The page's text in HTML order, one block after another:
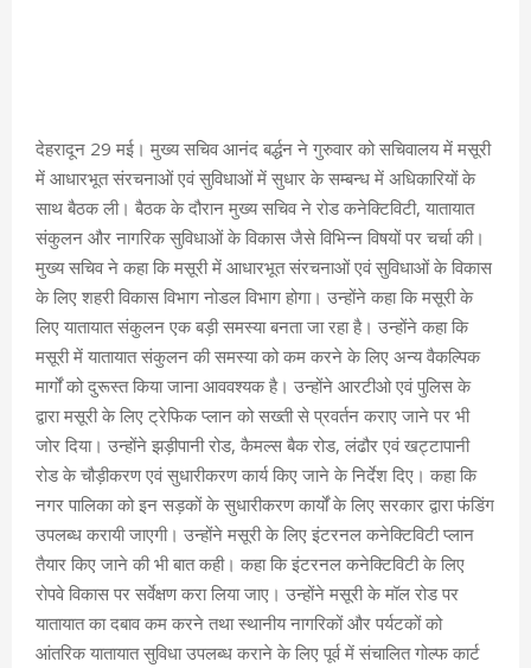
देहरादून 29 मई। मुख्य सचिव आनंद बर्द्धन ने गुरुवार को सचिवालय में मसूरी
में आधारभूत संरचनाओं एवं सुविधाओं में सुधार के सम्बन्ध में अधिकारियों के
साथ बैठक ली। बैठक के दौरान मुख्य सचिव ने रोड कनेक्टिविटी, यातायात
संकुलन और नागरिक सुविधाओं के विकास जैसे विभिन्न विषयों पर चर्चा की।
मुख्य सचिव ने कहा कि मसूरी में आधारभूत संरचनाओं एवं सुविधाओं के विकास
के लिए शहरी विकास विभाग नोडल विभाग होगा। उन्होंने कहा कि मसूरी के
लिए यातायात संकुलन एक बड़ी समस्या बनता जा रहा है। उन्होंने कहा कि
मसूरी में यातायात संकुलन की समस्या को कम करने के लिए अन्य वैकल्पिक
मार्गों को दुरूस्त किया जाना आववश्यक है। उन्होंने आरटीओ एवं पुलिस के
द्वारा मसूरी के लिए ट्रेफिक प्लान को सख्ती से प्रवर्तन कराए जाने पर भी
जोर दिया। उन्होंने झड़ीपानी रोड, कैमल्स बैक रोड, लंढौर एवं खट्टापानी
रोड के चौड़ीकरण एवं सुधारीकरण कार्य किए जाने के निर्देश दिए। कहा कि
नगर पालिका को इन सड़कों के सुधारीकरण कार्यों के लिए सरकार द्वारा फंडिंग
उपलब्ध करायी जाएगी। उन्होंने मसूरी के लिए इंटरनल कनेक्टिविटी प्लान
तैयार किए जाने की भी बात कही। कहा कि इंटरनल कनेक्टिविटी के लिए
रोपवे विकास पर सर्वेक्षण करा लिया जाए। उन्होंने मसूरी के मॉल रोड पर
यातायात का दबाव कम करने तथा स्थानीय नागरिकों और पर्यटकों को
आंतरिक यातायात सुविधा उपलब्ध कराने के लिए पूर्व में संचालित गोल्फ कार्ट